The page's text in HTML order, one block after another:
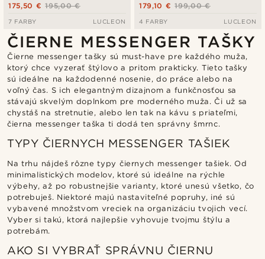
195,00 €
175,50 €
7 FARBY LUCLEON
199,00 €
179,10 €
4 FARBY LUCLEON
ČIERNE MESSENGER TAŠKY
Čierne messenger tašky sú must-have pre každého muža,
ktorý chce vyzerať štýlovo a pritom prakticky. Tieto tašky
sú ideálne na každodenné nosenie, do práce alebo na
voľný čas. S ich elegantným dizajnom a funkčnosťou sa
stávajú skvelým doplnkom pre moderného muža. Či už sa
chystáš na stretnutie, alebo len tak na kávu s priateľmi,
čierna messenger taška ti dodá ten správny šmrnc.
TYPY ČIERNYCH MESSENGER TAŠIEK
Na trhu nájdeš rôzne typy čiernych messenger tašiek. Od
minimalistických modelov, ktoré sú ideálne na rýchle
výbehy, až po robustnejšie varianty, ktoré unesú všetko, čo
potrebuješ. Niektoré majú nastaviteľné popruhy, iné sú
vybavené množstvom vreciek na organizáciu tvojich vecí.
Vyber si takú, ktorá najlepšie vyhovuje tvojmu štýlu a
potrebám.
AKO SI VYBRAŤ SPRÁVNU ČIERNU